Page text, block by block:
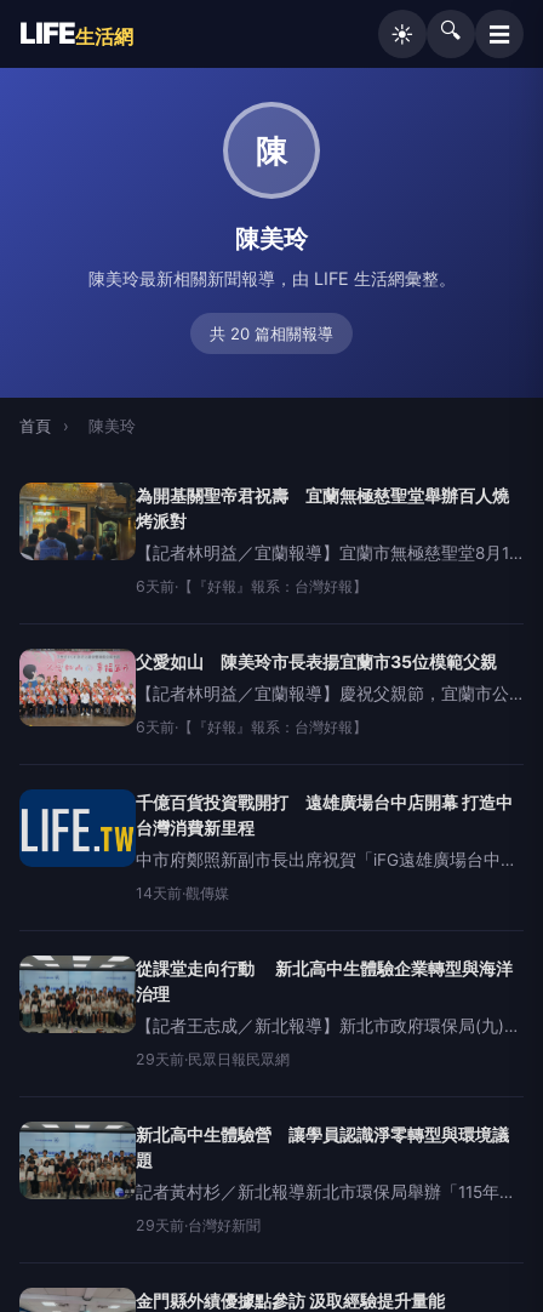
LIFE生活網 ☀️ 🔍 ☰
陳
陳美玲
陳美玲最新相關新聞報導，由 LIFE 生活網彙整。
共 20 篇相關報導
首頁 › 陳美玲
為開基關聖帝君祝壽 宜蘭無極慈聖堂舉辦百人燒
烤派對
【記者林明益／宜蘭報導】宜蘭市無極慈聖堂8月1
日晚以「百人燒烤派對」方式，為供祀主神開基關
水，並有火舞、歌唱及高空煙火演出，為盛夏的周
末夜掀起別
6天前· 【『好報』報系：台灣好報】
父愛如山 陳美玲市長表揚宜蘭市35位模範父親
【記者林明益／宜蘭報導】慶祝父親節，宜蘭市公
所今(1)日在中山國小小巨蛋舉辦「父愛如山．幸福
親自頒獎給35位模範父親，市公所特地安排每一
6天前· 【『好報』報系：台灣好報】
千億百貨投資戰開打 遠雄廣場台中店開幕 打造中
台灣消費新里程
中市府鄭照新副市長出席祝賀「iFG遠雄廣場台中
店」開幕。（圖/記者廖妙茜拍攝）（觀傳媒中彰投
（24）日舉辦「iFG遠雄
14天前·觀傳媒
從課堂走向行動 新北高中生體驗企業轉型與海洋
治理
【記者王志成／新北報導】新北市政府環保局(九)日
表示，舉辦「一一五年新北永續未來學院－高中環
深度探索。三十位高中學員透過企業參訪、場域
29天前·民眾日報民眾網
新北高中生體驗營 讓學員認識淨零轉型與環境議
題
記者黃村杉／新北報導新北市環保局舉辦「115年新
北永續未來學院－高中環境教育體驗營」，7日、8
過企業參訪、場域體驗、淨灘行動及成果發表，從
能源科技、地方環
29天前·台灣好新聞
金門縣外績優據點參訪 汲取經驗提升量能